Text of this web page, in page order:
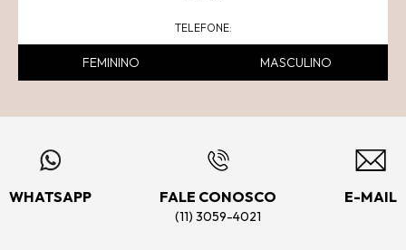
FEMININO MASCULINO
WHATSAPP FALE CONOSCO
(11) 3059-4021
E-MAIL